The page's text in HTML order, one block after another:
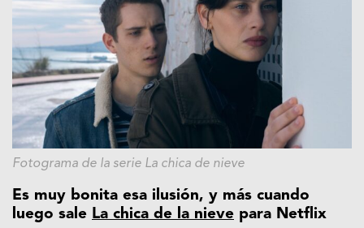
Fotograma de la serie La chica de nieve
Es muy bonita esa ilusión, y más cuando
luego sale La chica de la nieve para Netflix